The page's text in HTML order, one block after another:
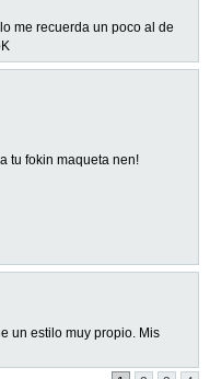
me recuerda un poco al de
tu fokin maqueta nen!
un estilo muy propio. Mis